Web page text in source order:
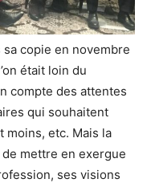
sa copie en novembre
était loin du
compte des attentes
qui souhaitent
moins, etc. Mais la
de mettre en exergue
ses visions